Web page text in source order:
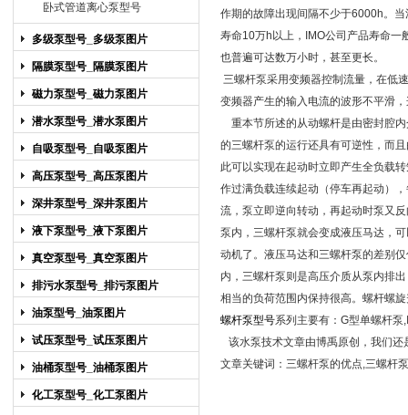
卧式管道离心泵型号
多级泵型号_多级泵图片
隔膜泵型号_隔膜泵图片
磁力泵型号_磁力泵图片
潜水泵型号_潜水泵图片
自吸泵型号_自吸泵图片
高压泵型号_高压泵图片
深井泵型号_深井泵图片
液下泵型号_液下泵图片
真空泵型号_真空泵图片
排污水泵型号_排污泵图片
油泵型号_油泵图片
试压泵型号_试压泵图片
油桶泵型号_油桶泵图片
化工泵型号_化工泵图片
作期的故障出现间隔不少于6000h。
寿命10万h以上，IMO公司产品寿命
也普遍可达数万小时，甚至更长。
三螺杆泵采用变频器控制流量，在低
变频器产生的输入电流的波形不平滑
重本节所述的从动螺杆是由密封腔
的三螺杆泵的运行还具有可逆性，而
此可以实现在起动时立即产生全负载
作过满负载连续起动（停车再起动）
流，泵立即逆向转动，再起动时泵又
泵内，三螺杆泵就会变成液压马达，
动机了。液压马达和三螺杆泵的差别
内，三螺杆泵则是高压介质从泵内排
相当的负荷范围内保持很高。螺杆螺
螺杆泵型号系列主要有： G型单螺杆泵,
该水泵技术文章由博禹原创，我们还
文章关键词：三螺杆泵的优点,三螺杆